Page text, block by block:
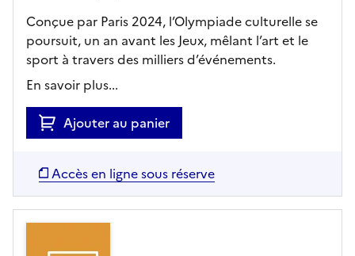
Conçue par Paris 2024, l’Olympiade culturelle se
poursuit, un an avant les Jeux, mêlant l’art et le
sport à travers des milliers d’événements.
En savoir plus...
Ajouter au panier
Accès en ligne sous réserve